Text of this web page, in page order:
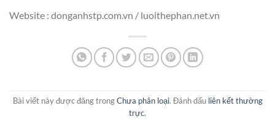
Website : donganhstp.com.vn / luoithephan.net.vn
Bài viết này được đăng trongChưa phân loại. Đánh dấu liên kết thường
trực.